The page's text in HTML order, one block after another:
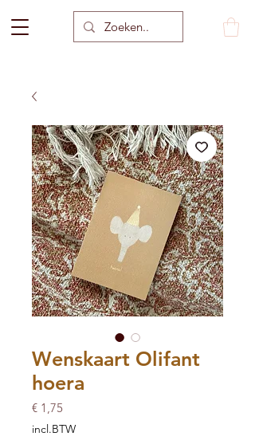
Wenskaart Olifant
hoera
€ 1,75Prijs
incl.BTW